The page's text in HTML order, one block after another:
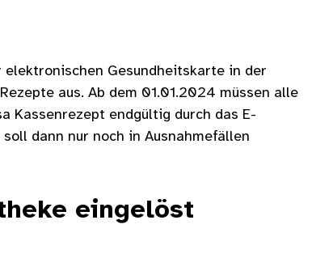
Gesundheitskarte in der
aus. Ab dem 01.01.2024 müssen alle
Kassenrezept endgültig durch das E-
dann nur noch in Ausnahmefällen
eingelöst